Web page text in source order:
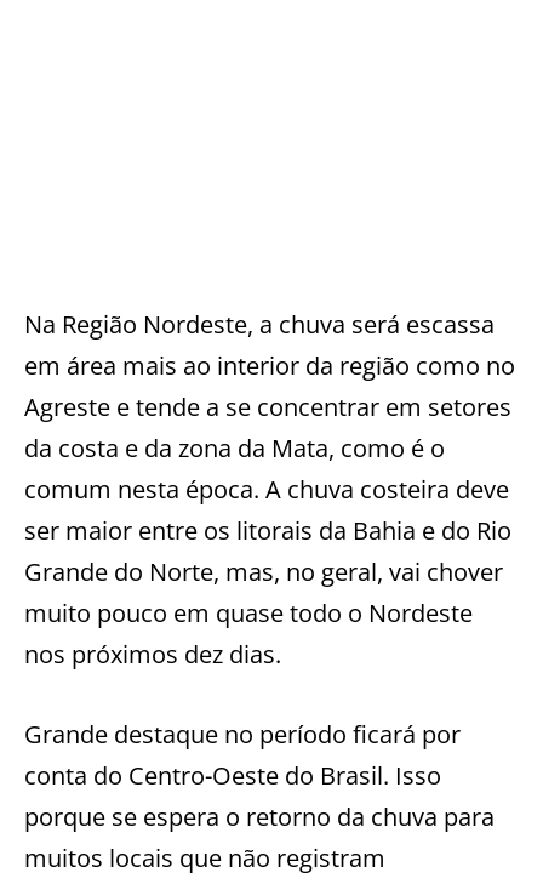
Na Região Nordeste, a chuva será escassa
em área mais ao interior da região como no
Agreste e tende a se concentrar em setores
da costa e da zona da Mata, como é o
comum nesta época. A chuva costeira deve
ser maior entre os litorais da Bahia e do Rio
Grande do Norte, mas, no geral, vai chover
muito pouco em quase todo o Nordeste
nos próximos dez dias.
Grande destaque no período ficará por
conta do Centro-Oeste do Brasil. Isso
porque se espera o retorno da chuva para
muitos locais que não registram